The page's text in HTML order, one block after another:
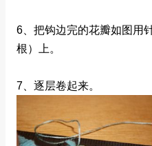
6、把钩边完的花瓣如图用
根）上。
7、逐层卷起来。